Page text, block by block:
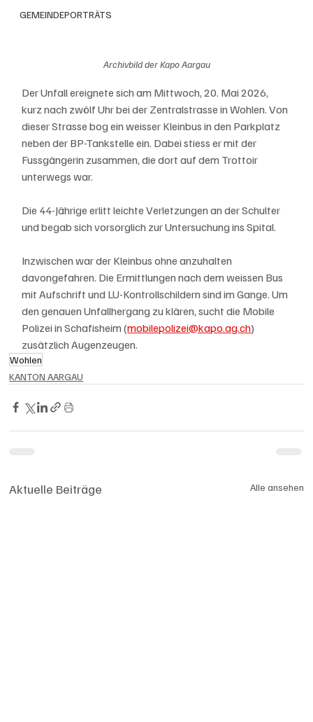
GEMEINDEPORTRÄTS
Archivbild der Kapo Aargau
Der Unfall ereignete sich am Mittwoch, 20. Mai 2026,
kurz nach zwölf Uhr bei der Zentralstrasse in Wohlen. Von
dieser Strasse bog ein weisser Kleinbus in den Parkplatz
neben der BP-Tankstelle ein. Dabei stiess er mit der
Fussgängerin zusammen, die dort auf dem Trottoir
unterwegs war.
Die 44-Jährige erlitt leichte Verletzungen an der Schulter
und begab sich vorsorglich zur Untersuchung ins Spital.
Inzwischen war der Kleinbus ohne anzuhalten
davongefahren. Die Ermittlungen nach dem weissen Bus
mit Aufschrift und LU-Kontrollschildern sind im Gange. Um
den genauen Unfallhergang zu klären, sucht die Mobile
Polizei in Schafisheim (mobilepolizei@kapo.ag.ch)
zusätzlich Augenzeugen.
Wohlen
KANTON AARGAU
Aktuelle Beiträge Alle ansehen